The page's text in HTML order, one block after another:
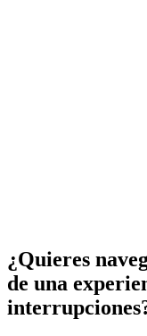
¿Quieres
de una